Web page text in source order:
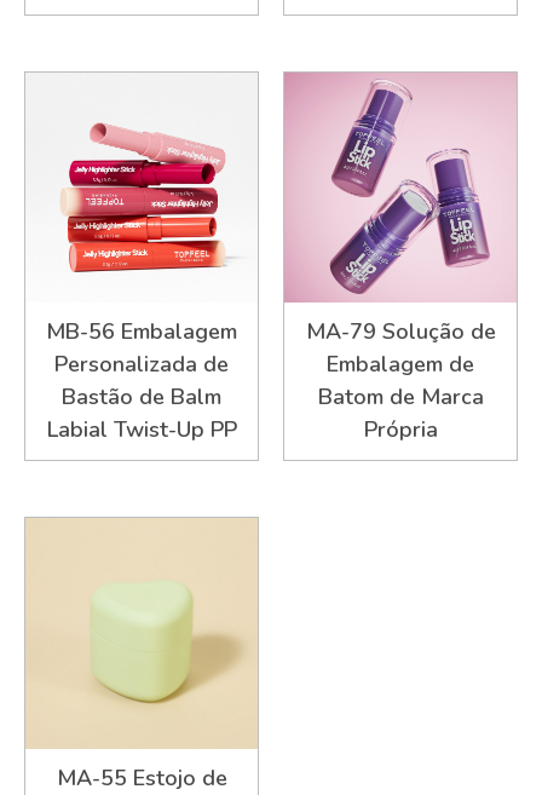
MB-56 Embalagem
Personalizada de
Bastão de Balm
Labial Twist-Up PP
MA-79 Solução de
Embalagem de
Batom de Marca
Própria
MA-55 Estojo de